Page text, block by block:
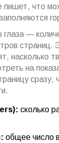
что
глаза —
страниц.
насколько
на
сразу,
сколько
общее число